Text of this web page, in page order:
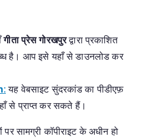
गीता प्रेस गोरखपुरद्वारा प्रकाशित
है। आप इसे यहाँ से डाउनलोड कर
:यह वेबसाइट सुंदरकांड का पीडीएफ़
से प्राप्त कर सकते हैं।
सामग्री कॉपीराइट के अधीन हो